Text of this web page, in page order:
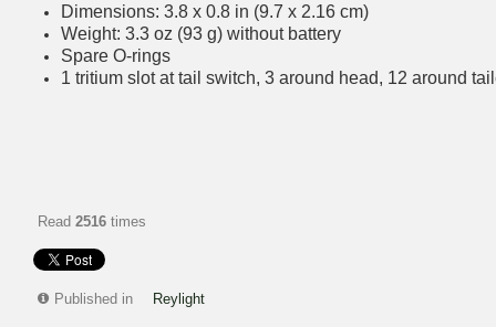
Dimensions: 3.8 x 0.8 in (9.7 x 2.16 cm)
Weight: 3.3 oz (93 g) without battery
Spare O-rings
1 tritium slot at tail switch, 3 around head, 12 around
Read 2516 times
Published in Reylight